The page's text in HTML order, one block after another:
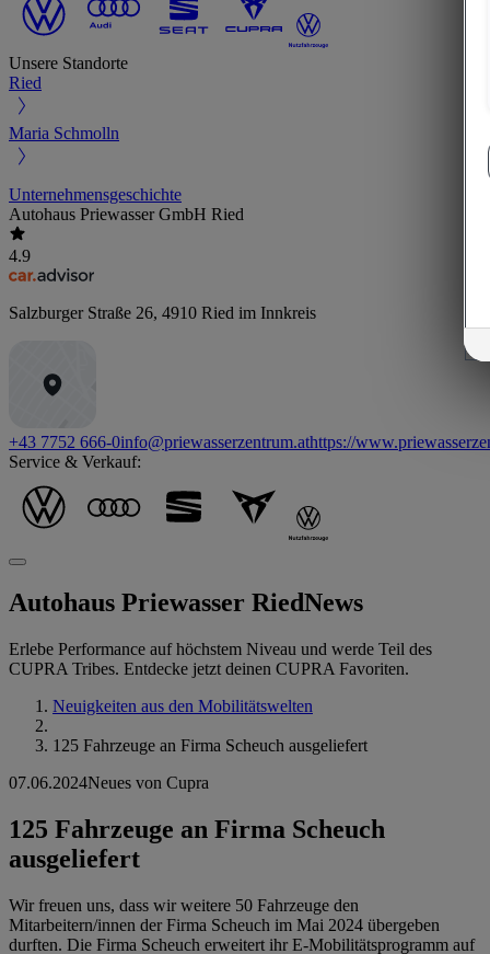
Unsere Standorte
Ried
Maria Schmolln
Unternehmensgeschichte
Autohaus Priewasser GmbH Ried
4.9
Salzburger Straße 26, 4910 Ried im Innkreis
+43 7752 666-0info@priewasserzentrum.athttps://
Service & Verkauf:
Autohaus Priewasser RiedNews
Erlebe Performance auf höchstem Niveau und werde Teil des
CUPRA Tribes. Entdecke jetzt deinen CUPRA Favoriten.
Neuigkeiten aus den Mobilitätswelten
125 Fahrzeuge an Firma Scheuch ausgeliefert
07.06.2024Neues von Cupra
125 Fahrzeuge an Firma Scheuch
ausgeliefert
Wir freuen uns, dass wir weitere 50 Fahrzeuge den
Mitarbeitern/innen der Firma Scheuch im Mai 2024 übergeben
durften. Die Firma Scheuch erweitert ihr E-Mobilitätsprogramm auf